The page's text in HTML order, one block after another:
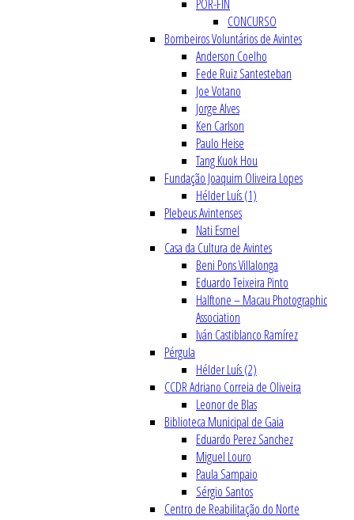
POR-FIN
CONCURSO
Bombeiros Voluntários de Avintes
Anderson Coelho
Fede Ruiz Santesteban
Joe Votano
Jorge Alves
Ken Carlson
Paulo Heise
Tang Kuok Hou
Fundação Joaquim Oliveira Lopes
Hélder Luís (1)
Plebeus Avintenses
Nati Esmel
Casa da Cultura de Avintes
Beni Pons Villalonga
Eduardo Teixeira Pinto
Halftone – Macau Photographic
Association
Iván Castiblanco Ramírez
Pérgula
Hélder Luís (2)
CCDR Adriano Correia de Oliveira
Leonor de Blas
Biblioteca Municipal de Gaia
Eduardo Perez Sanchez
Miguel Louro
Paula Sampaio
Sérgio Santos
Centro de Reabilitação do Norte